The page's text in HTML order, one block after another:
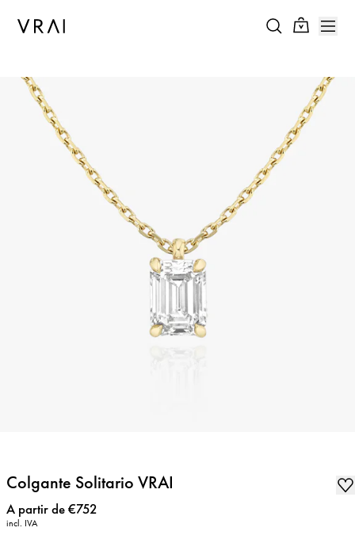
Colgante Solitario VRAI
Precio:
A partir de €752
incl. IVA